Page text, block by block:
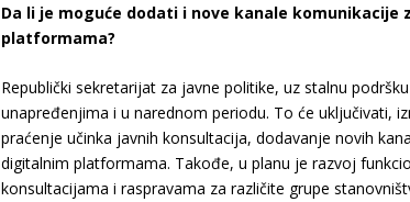
Da li je moguće dodati i nove kanale
platformama?
Republički sekretarijat za javne politike, uz stalnu
unapređenjima i u narednom periodu. To će uključivati,
praćenje učinka javnih konsultacija, dodavanje novih
digitalnim platformama. Takođe, u planu je razvoj
konsultacijama i raspravama za različite grupe